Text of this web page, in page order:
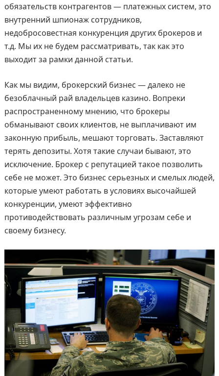
обязательств контрагентов — платежных систем, это
внутренний шпионаж сотрудников,
недобросовестная конкуренция других брокеров и
т.д. Мы их не будем рассматривать, так как это
выходит за рамки данной статьи.
Как мы видим, брокерский бизнес — далеко не
безоблачный рай владельцев казино. Вопреки
распространенному мнению, что брокеры
обманывают своих клиентов, не выплачивают им
законную прибыль, мешают торговать. Заставляют
терять депозиты. Хотя такие случаи бывают, это
исключение. Брокер с репутацией такое позволить
себе не может. Это бизнес серьезных и смелых людей,
которые умеют работать в условиях высочайшей
конкуренции, умеют эффективно
противодействовать различным угрозам себе и
своему бизнесу.